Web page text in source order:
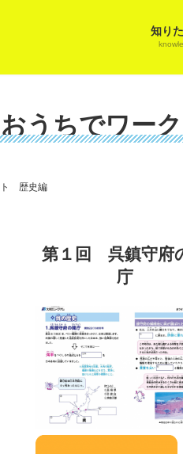
知り
おうちでワー
ト 歴史編
第１回 呉鎮守府
庁